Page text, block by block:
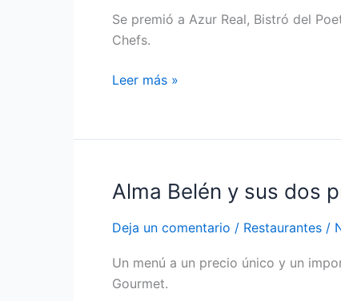
Se premió a Azur Real, Bistró del
Chefs.
Cocina
2012
Leer más »
Alma Belén y sus dos
Deja un comentario / Restaurantes /
Un menú a un precio único y un
Gourmet.
Alma
y
dos
promociones